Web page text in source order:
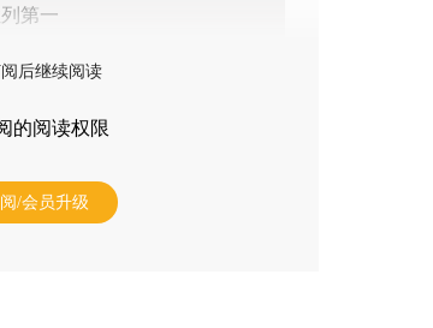
第一
后继续阅读
的阅读权限
/会员升级